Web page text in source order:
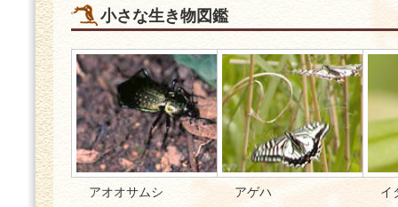
小さな生き物図鑑
アオオサムシ アゲハ イ